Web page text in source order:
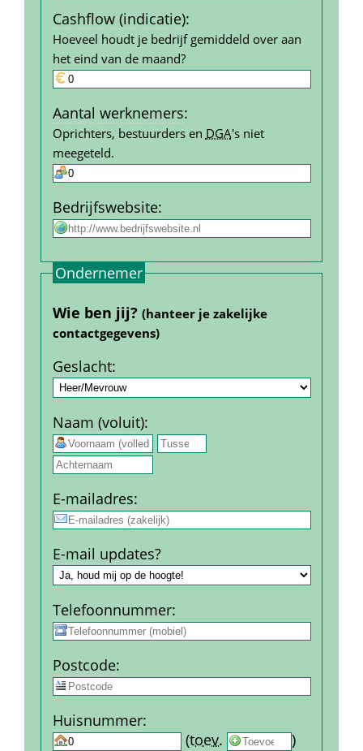
Cashflow (indicatie):
Hoeveel houdt je bedrijf gemiddeld over aan
het eind van de maand?
Aantal werk­nemers:
Oprichters, bestuurders en DGA's niet
meegeteld.
Bedrijfs­website:
Ondernemer
Wie ben jij? (hanteer je zakelijke
contact­gegevens)
Geslacht:
Naam (voluit):
E-mail­adres:
E-mail updates?
Telefoon­nummer:
Post­code:
Huis­nummer:
(toev.
)